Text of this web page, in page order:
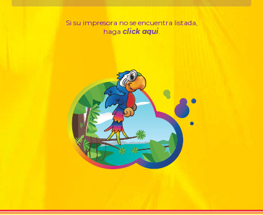
Si su impresora no se encuentra listada,
haga click aqui.